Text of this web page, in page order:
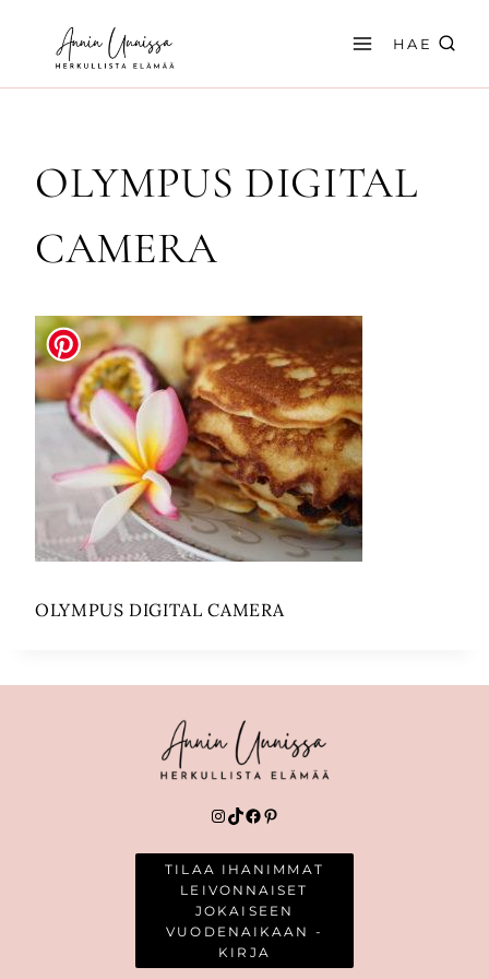
sisältöön
HAE
OLYMPUS DIGITAL
CAMERA
OLYMPUS DIGITAL CAMERA
Instagram
TikTok
Facebook
Pinterest
TILAA IHANIMMAT
LEIVONNAISET
JOKAISEEN
VUODENAIKAAN -
KIRJA